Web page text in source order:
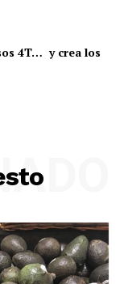
4T… y crea los